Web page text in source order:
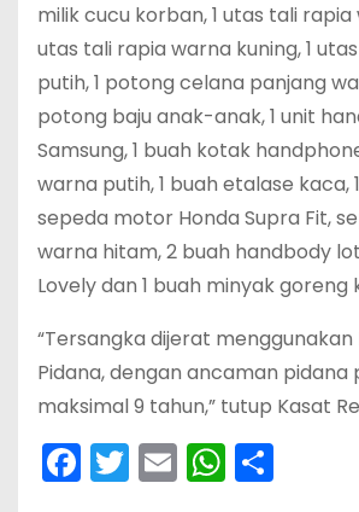
milik cucu korban, 1 utas tali
utas tali rapia warna kuning, 1
putih, 1 potong celana panjang
potong baju anak-anak, 1 unit
Samsung, 1 buah kotak
warna putih, 1 buah etalase kaca,
sepeda motor Honda Supra Fit,
warna hitam, 2 buah handbody
Lovely dan 1 buah minyak goreng
“Tersangka dijerat menggunakan
Pidana, dengan ancaman pidana
maksimal 9 tahun,” tutup Kasat
F T E W